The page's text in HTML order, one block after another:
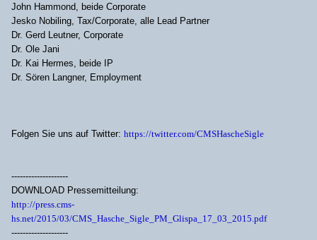
John Hammond, beide Corporate
Jesko Nobiling, Tax/Corporate, alle Lead Partner
Dr. Gerd Leutner, Corporate
Dr. Ole Jani
Dr. Kai Hermes, beide IP
Dr. Sören Langner, Employment
Folgen Sie uns auf Twitter: https://twitter.com/CMSHascheSigle
--------------------
DOWNLOAD Pressemitteilung:
http://press.cms-
hs.net/2015/03/CMS_Hasche_Sigle_PM_Glispa_17_03_2015.pdf
--------------------